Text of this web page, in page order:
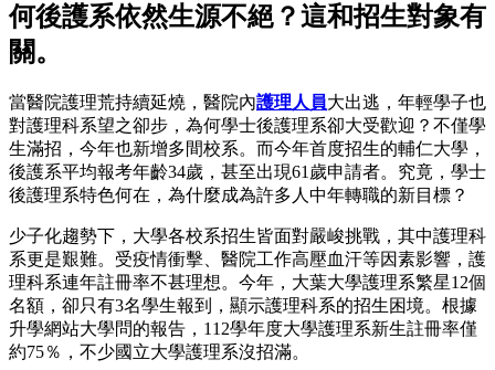
何後護系依然生源不絕？這和招生對象有
關。
當醫院護理荒持續延燒，醫院內護理人員大出逃，年輕學子也
對護理科系望之卻步，為何學士後護理系卻大受歡迎？不僅學
生滿招，今年也新增多間校系。而今年首度招生的輔仁大學，
後護系平均報考年齡34歲，甚至出現61歲申請者。究竟，學士
後護理系特色何在，為什麼成為許多人中年轉職的新目標？
少子化趨勢下，大學各校系招生皆面對嚴峻挑戰，其中護理科
系更是艱難。受疫情衝擊、醫院工作高壓血汗等因素影響，護
理科系連年註冊率不甚理想。今年，大葉大學護理系繁星12個
名額，卻只有3名學生報到，顯示護理科系的招生困境。根據
升學網站大學問的報告，112學年度大學護理系新生註冊率僅
約75％，不少國立大學護理系沒招滿。